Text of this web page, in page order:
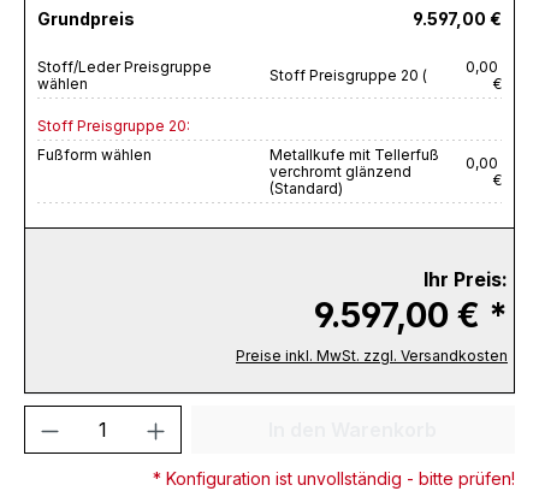
Grundpreis 9.597,00 €
Stoff/Leder Preisgruppe
wählen
Stoff Preisgruppe 20 (
0,00
€
Stoff Preisgruppe 20:
Fußform wählen
Metallkufe mit Tellerfuß
verchromt glänzend
(Standard)
0,00
€
Ihr Preis:
9.597,00 € *
Preise inkl. MwSt. zzgl. Versandkosten
Produkt Anzahl: Gib den
* Konfiguration ist unvollständig - bitte prüfen!